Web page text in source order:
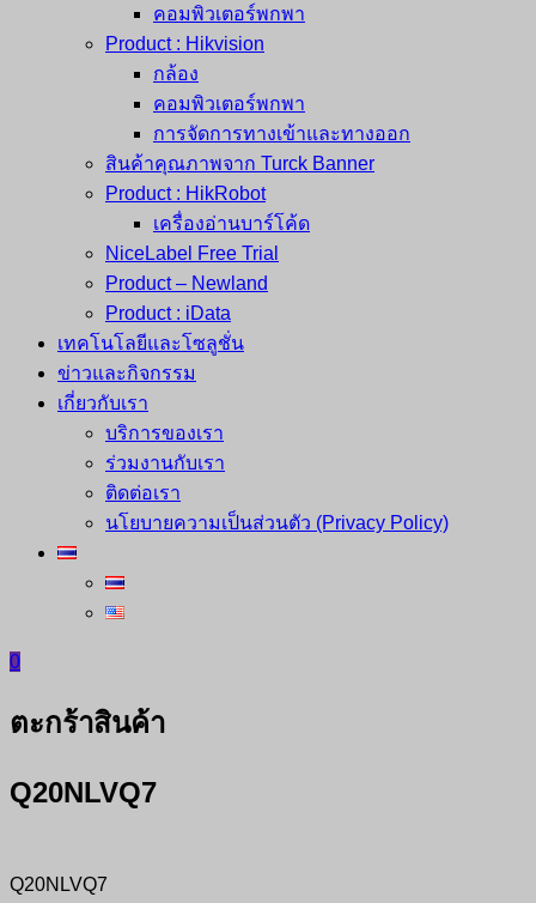
คอมพิวเตอร์พกพา
Product : Hikvision
กล้อง
คอมพิวเตอร์พกพา
การจัดการทางเข้าและทางออก
สินค้าคุณภาพจาก Turck Banner
Product : HikRobot
เครื่องอ่านบาร์โค้ด
NiceLabel Free Trial
Product – Newland
Product : iData
เทคโนโลยีและโซลูชั่น
ข่าวและกิจกรรม
เกี่ยวกับเรา
บริการของเรา
ร่วมงานกับเรา
ติดต่อเรา
นโยบายความเป็นส่วนตัว (Privacy Policy)
0
ตะกร้าสินค้า
Q20NLVQ7
Q20NLVQ7